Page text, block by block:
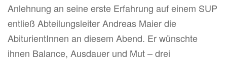
Anlehnung an seine erste Erfahrung auf einem SUP
entließ Abteilungsleiter Andreas Maier die
AbiturientInnen an diesem Abend. Er wünschte
ihnen Balance, Ausdauer und Mut – drei